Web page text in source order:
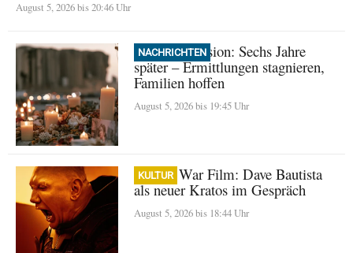
August 5, 2026 bis 20:46 Uhr
NACHRICHTEN
Beirut Explosion: Sechs Jahre
später – Ermittlungen stagnieren,
Familien hoffen
August 5, 2026 bis 19:45 Uhr
KULTUR
God of War Film: Dave Bautista
als neuer Kratos im Gespräch
August 5, 2026 bis 18:44 Uhr